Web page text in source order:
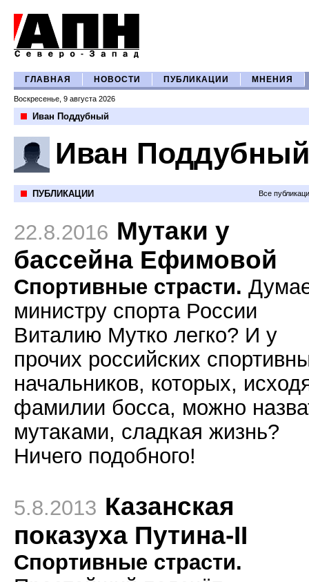
ГЛАВНАЯ НОВОСТИ ПУБЛИКАЦИИ МНЕНИЯ
Воскресенье, 9 августа 2026
Иван Поддубный
Иван Поддубный
ПУБЛИКАЦИИ Все
22.8.2016 Мутаки у
бассейна Ефимовой
Спортивные страсти.
министру спорта России
Виталию Мутко легко? И у
прочих российских
начальников, которых,
фамилии босса, можно
мутаками, сладкая жизнь?
Ничего подобного!
5.8.2013 Казанская
показуха Путина-II
Спортивные страсти.